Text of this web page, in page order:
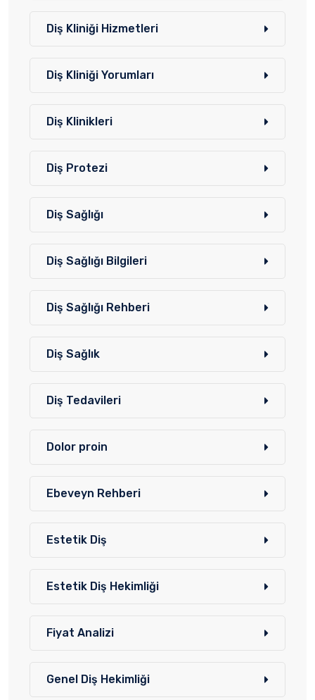
Diş Kliniği Hizmetleri
Diş Kliniği Yorumları
Diş Klinikleri
Diş Protezi
Diş Sağlığı
Diş Sağlığı Bilgileri
Diş Sağlığı Rehberi
Diş Sağlık
Diş Tedavileri
Dolor proin
Ebeveyn Rehberi
Estetik Diş
Estetik Diş Hekimliği
Fiyat Analizi
Genel Diş Hekimliği